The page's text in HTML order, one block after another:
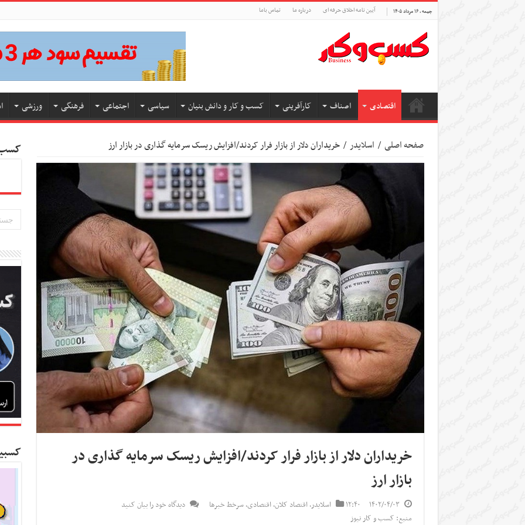
جمعه , ۱۶ مرداد ۱۴۰۵ آیین نامه اخلاق حرفه ای درباره ما تماس باما
اقتصادی اصناف کارآفرینی کسب و کار و دانش بنیان سیاسی اجتماعی فرهنگی ورزشی
صفحه اصلی / اسلایدر / خریداران دلار از بازار فرار کردند/افزایش ریسک سرمایه گذاری در بازار ارز
خریداران دلار از بازار فرار کردند/افزایش ریسک سرمایه گذاری در
بازار ارز
۱۴۰۲/۰۴/۰۳ ۱۲:۴۰ اسلایدر,اقتصاد کلان,اقتصادی,سرخط خبرها
دیدگاه خود را بیان کنید
منبع: کسب و کار نیوز
کسب